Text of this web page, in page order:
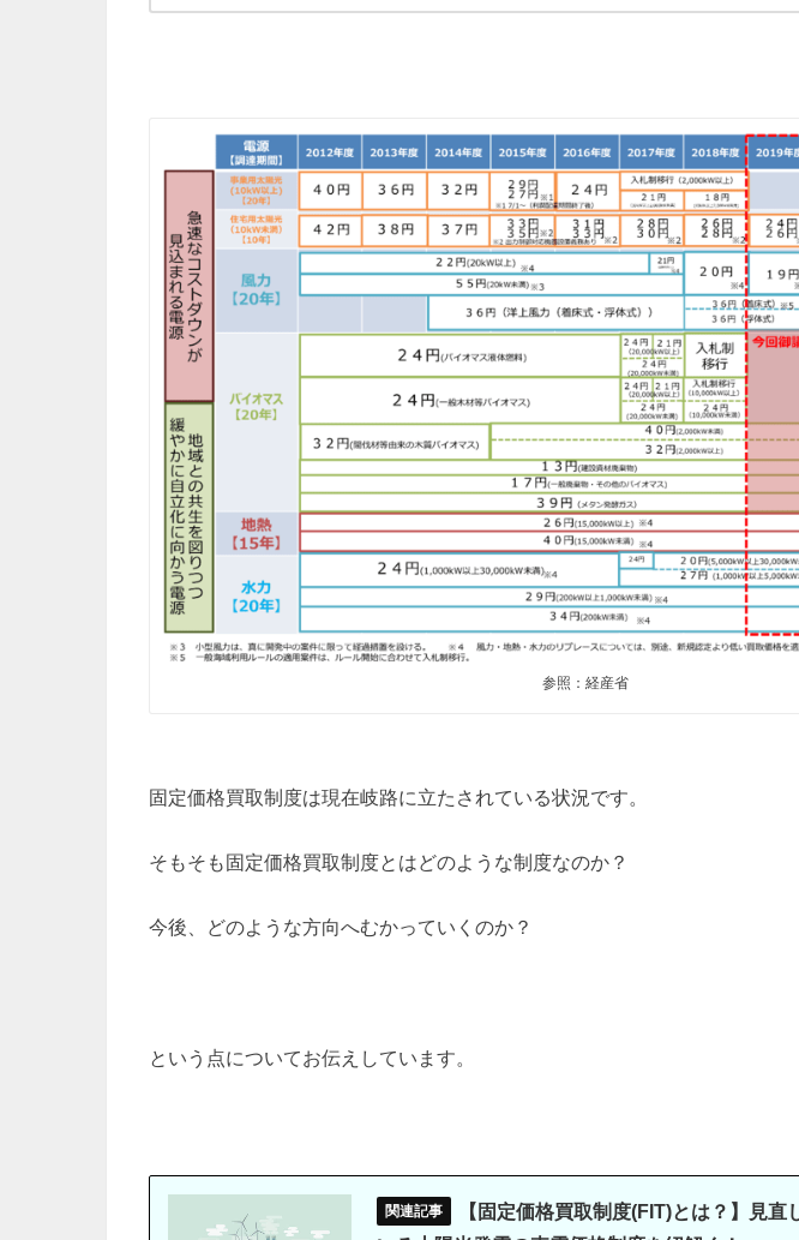
参照：経産省
固定価格買取制度は現在岐路に立たされている状況です。
そもそも固定価格買取制度とはどのような制度なのか？
今後、どのような方向へむかっていくのか？
という点についてお伝えしています。
【固定価格買取制度(FIT)とは？】見